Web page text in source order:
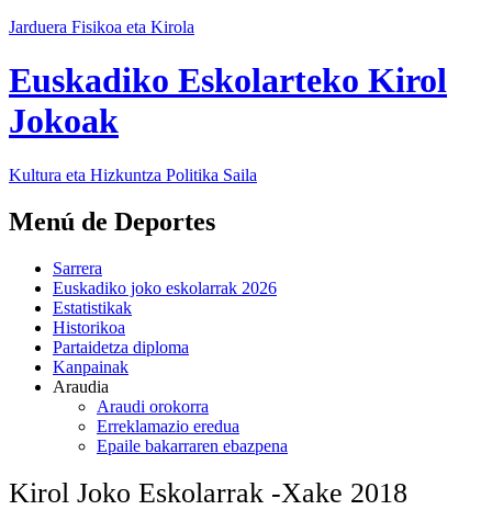
Jarduera Fisikoa eta Kirola
Euskadiko Eskolarteko Kirol
Jokoak
Kultura eta Hizkuntza Politika Saila
Menú de Deportes
Sarrera
Euskadiko joko eskolarrak 2026
Estatistikak
Historikoa
Partaidetza diploma
Kanpainak
Araudia
Araudi orokorra
Erreklamazio eredua
Epaile bakarraren ebazpena
Kirol Joko Eskolarrak -Xake 2018